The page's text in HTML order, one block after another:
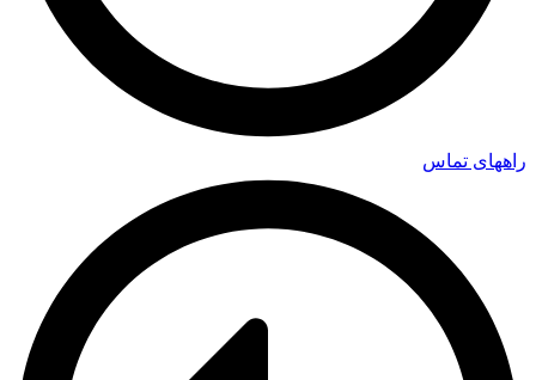
راههای تماس